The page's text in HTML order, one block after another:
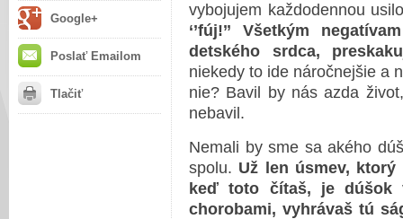
Google+
Poslať Emailom
Tlačiť
vybojujem každodennou
‘’fúj!’’ Všetkým
detského srdca,
niekedy to ide náročnejšie a
nie? Bavil by nás azda
nebavil.
Nemali by sme sa akého
spolu. Už len úsmev,
keď toto čítaš, je dúšok
chorobami, vyhrávaš tú